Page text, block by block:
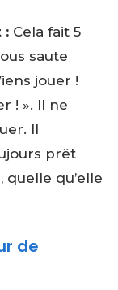
: Cela fait 5
saute
jouer !
! ». Il ne
Il
prêt
quelle qu’elle
de